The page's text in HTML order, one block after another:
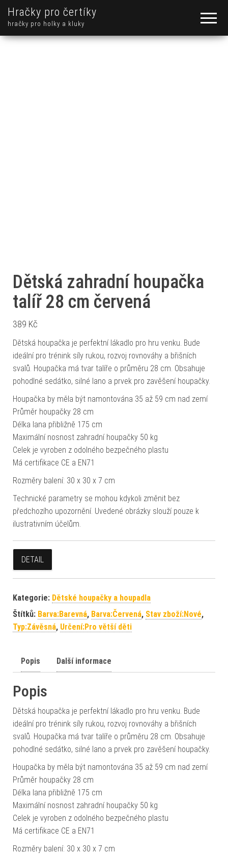
Hračky pro čertíky
hračky pro holky a kluky
Dětská zahradní houpačka
talíř 28 cm červená
389 Kč
Dětská houpačka je perfektní lákadlo pro hru venku. Bude
ideální pro trénink síly rukou, rozvoj rovnováhy a břišních
svalů. Houpačka má tvar talíře o průměru 28 cm. Obsahuje
pohodlné sedátko, silné lano a prvek pro zavěšení houpačky.
Houpačka by měla být namontována 35 až 59 cm nad zemí
Průměr houpačky 28 cm
Délka lana přibližně 175 cm
Maximální nosnost zahradní houpačky 50 kg
Celek je vyroben z odolného bezpečného plastu
Má certifikace CE a EN71
Rozměry balení: 30 x 30 x 7 cm
Technické parametry se mohou kdykoli změnit bez
předchozího upozornění. Uvedené obrázky slouží pouze k
ilustrativním účelům.
DETAIL
Kategorie: Dětské houpačky a houpadla
Štítků: Barva:Barevná, Barva:Červená, Stav zboží:Nové,
Typ:Závěsná, Určení:Pro větší děti
Popis Další informace
Popis
Dětská houpačka je perfektní lákadlo pro hru venku. Bude
ideální pro trénink síly rukou, rozvoj rovnováhy a břišních
svalů. Houpačka má tvar talíře o průměru 28 cm. Obsahuje
pohodlné sedátko, silné lano a prvek pro zavěšení houpačky.
Houpačka by měla být namontována 35 až 59 cm nad zemí
Průměr houpačky 28 cm
Délka lana přibližně 175 cm
Maximální nosnost zahradní houpačky 50 kg
Celek je vyroben z odolného bezpečného plastu
Má certifikace CE a EN71
Rozměry balení: 30 x 30 x 7 cm